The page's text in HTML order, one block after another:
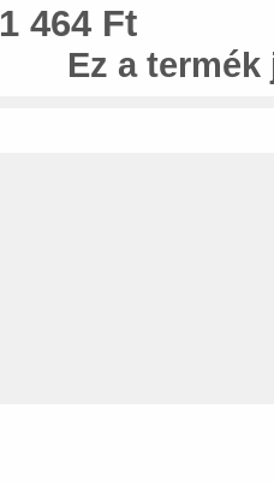
1 464 Ft
Ez a